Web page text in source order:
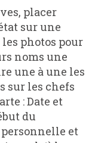
sur une
photos pour
noms une
une à une les
sur les chefs
: Date et
du
et